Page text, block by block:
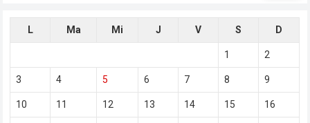
L Ma Mi J V S D
1 2
3 4 5 6 7 8 9
10 11 12 13 14 15 16